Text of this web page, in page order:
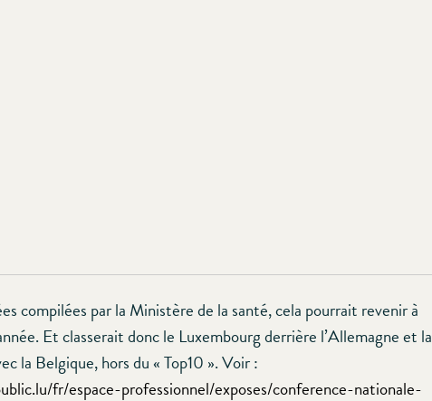
compilées par la Ministère de la santé, cela pourrait revenir à
Et classerait donc le Luxembourg derrière l’Allemagne et la
la Belgique, hors du « Top10 ». Voir :
fr/espace-professionnel/exposes/conference-nationale-